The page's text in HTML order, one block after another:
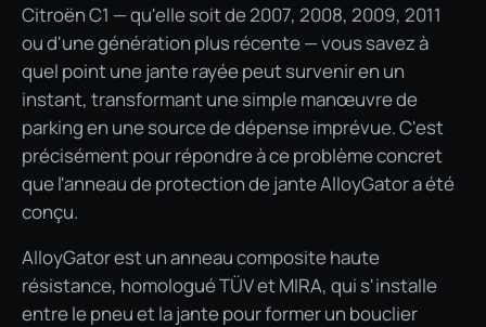
Citroën C1 — qu'elle soit de 2007, 2008, 2009, 2011
ou d'une génération plus récente — vous savez à
quel point une jante rayée peut survenir en un
instant, transformant une simple manœuvre de
parking en une source de dépense imprévue. C'est
précisément pour répondre à ce problème concret
que l'anneau de protection de jante AlloyGator a été
conçu.
AlloyGator est un anneau composite haute
résistance, homologué TÜV et MIRA, qui s'installe
entre le pneu et la jante pour former un bouclier